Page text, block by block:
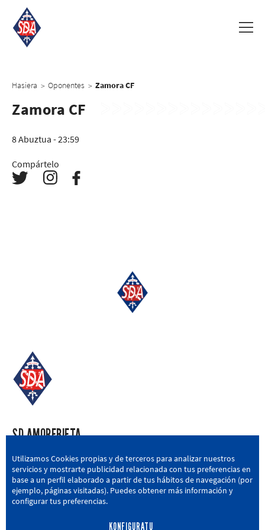
Hasiera > Oponentes > Zamora CF
Zamora CF
8 Abuztua - 23:59
Compártelo
SD AMOREBIETA
San Miguel Kalea, 16, 48340 Amorebieta, Bizkaia
946 604 751 | sda@sdamorebieta.eus
Utilizamos Cookies propias y de terceros para analizar nuestros
servicios y mostrarte publicidad relacionada con tus preferencias en
base a un perfil elaborado a partir de tus hábitos de navegación (por
ejemplo, páginas visitadas). Puedes obtener más información y
configurar tus preferencias.
KONFIGURATU